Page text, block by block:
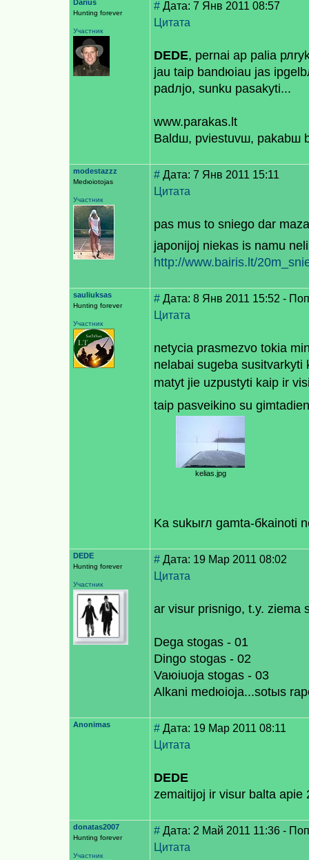
Darius
Hunting forever
Участник
# Дата: 7 Янв 2011 08:57
Цитата
DEDE, pernai aр рalia
jau taip bandюiau jas
padлjo, sunku pasakyti...
www.parakas.lt
Baldш, рviestuvш, pakabш
modestazzz
Medюiotojas
Участник
# Дата: 7 Янв 2011 15:11
Цитата
pas mus to sniego dar
japonijoj niekas is namu
http://www.bairis.lt/
sauliuksas
Hunting forever
Участник
# Дата: 8 Янв 2011 15:52 -
Цитата
netycia prasmezvo tokia
nelabai sugeba
matyt jie uzpustyti kaip ir
taip pasveikino su
kelias.jpg
Kа sukыrл gamta-бkainoti
DEDE
Hunting forever
Участник
# Дата: 19 Мар 2011 08:02
Цитата
ar visur prisnigo, t.y. ziema
Dega stogas - 01
Dingo stogas - 02
Vaюiuoja stogas - 03
Alkani medюioja...sotыs
Anonimas # Дата: 19 Мар 2011 08:11
Цитата
DEDE
zemaitijoj ir visur balta
donatas2007
Hunting forever
Участник
# Дата: 2 Май 2011 11:36 -
Цитата